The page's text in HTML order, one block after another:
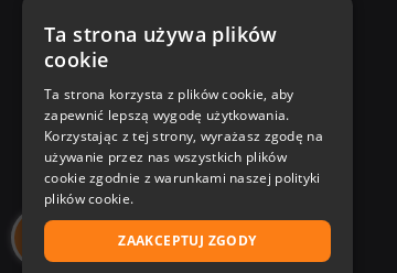
Poniedziałek - Piątek
8:00 - 18:00
[email protected]
Bądź z nami na bieżąco
Ta strona używa plików
cookie
Ta strona korzysta z plików cookie, aby
zapewnić lepszą wygodę użytkowania.
Korzystając z tej strony, wyrażasz zgodę na
używanie przez nas wszystkich plików
cookie zgodnie z warunkami naszej polityki
plików cookie.
ZAAKCEPTUJ ZGODY